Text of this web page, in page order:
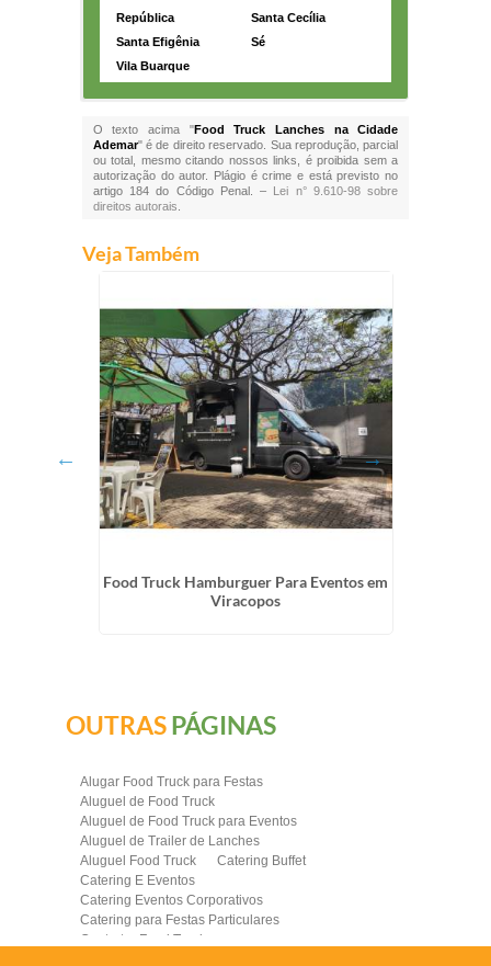
República
Santa Cecília
Santa Efigênia
Sé
Vila Buarque
O texto acima "Food Truck Lanches na Cidade
Ademar" é de direito reservado. Sua reprodução, parcial
ou total, mesmo citando nossos links, é proibida sem a
autorização do autor. Plágio é crime e está previsto no
artigo 184 do Código Penal. – Lei n° 9.610-98 sobre
direitos autorais
Veja Também
Food Truck Hamburguer Para Eventos em
Viracopos
OUTRASPÁGINAS
Alugar Food Truck para Festas
Aluguel de Food Truck
Aluguel de Food Truck para Eventos
Aluguel de Trailer de Lanches
Aluguel Food Truck
Catering Buffet
Catering E Eventos
Catering Eventos Corporativos
Catering para Festas Particulares
Contratar Food Truck